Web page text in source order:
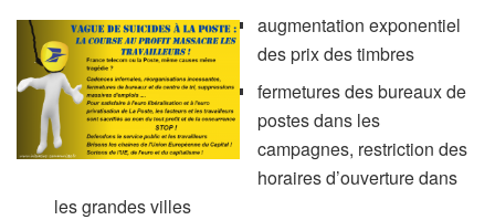
augmentation exponentiel
des prix des timbres
fermetures des bureaux de
postes dans les
campagnes, restriction des
horaires d’ouverture dans
les grandes villes